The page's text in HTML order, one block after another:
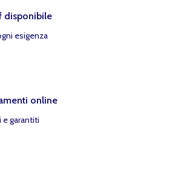
disponibile
esigenza
online
e garantiti